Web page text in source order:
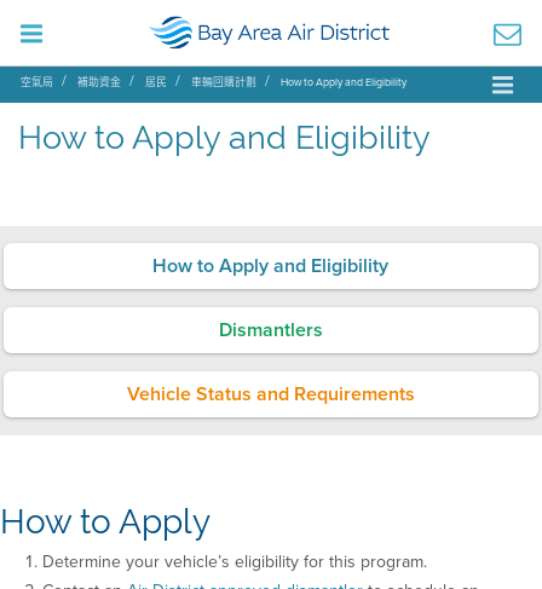
空氣局 補助資金 居民 車輛回購計劃 How to Apply and Eligibility
How to Apply and Eligibility
How to Apply and Eligibility
Dismantlers
Vehicle Status and Requirements
How to Apply
Determine your vehicle’s eligibility for this program.